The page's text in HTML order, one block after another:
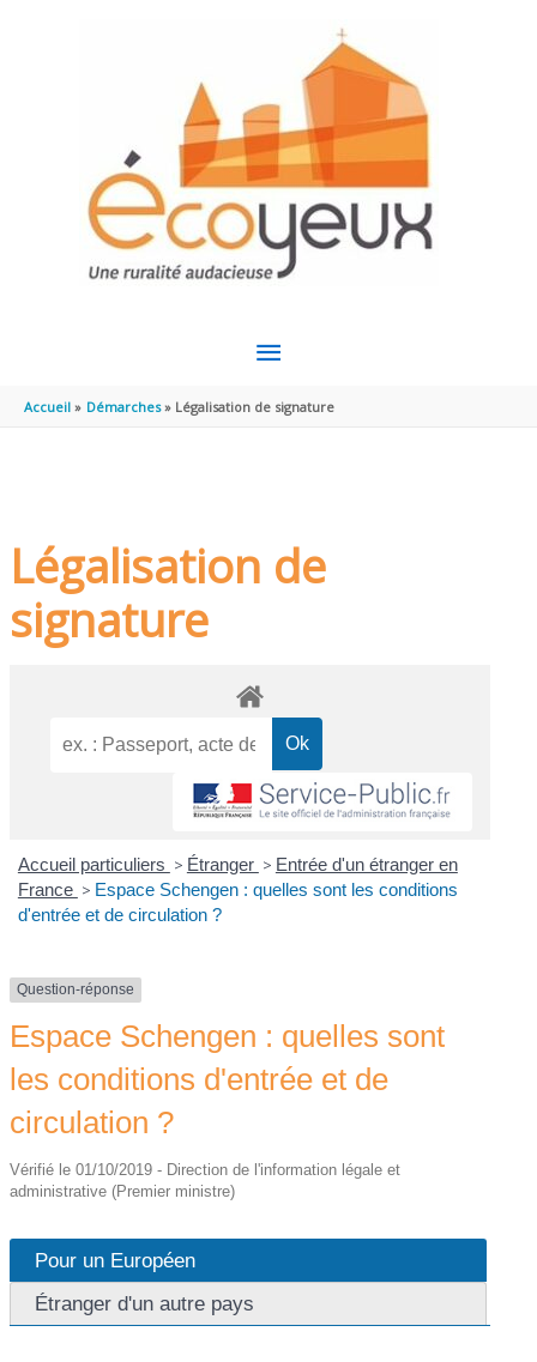
MENU
PRINCIPAL
Accueil Démarches Légalisation de signature
Légalisation de
signature
Accueil particuliers > Étranger > Entrée d'un étranger en
France > Espace Schengen : quelles sont les conditions
d'entrée et de circulation ?
Question-réponse
Espace Schengen : quelles sont
les conditions d'entrée et de
circulation ?
Vérifié le 01/10/2019 - Direction de l'information légale et
administrative (Premier ministre)
Pour un Européen
Étranger d'un autre pays